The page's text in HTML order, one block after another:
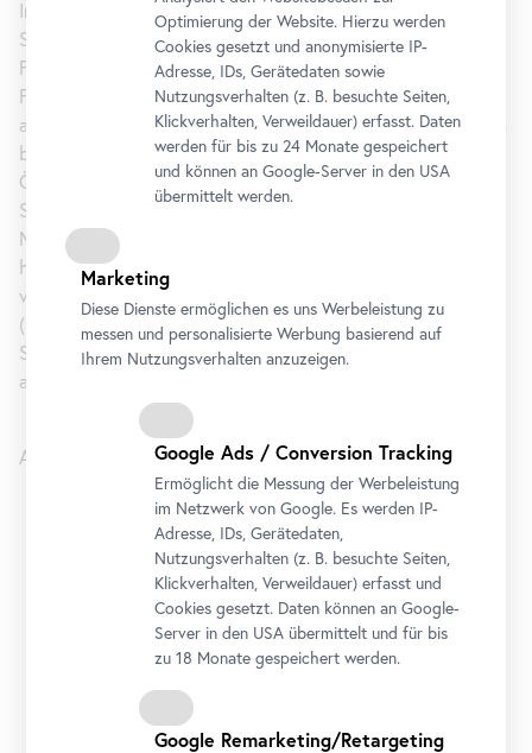
Internationale Beziehungen und Leiter der Abteilung für
Soziale Arbeit, Sozialpolitik und -managementan der
FachhochschuleManagement CenterInnsbruck. Seine
Forschungsschwerpunkte sind Migration, europäisch-
afrikanische Beziehungen sowie Konflikte in Afrika. Von 2014
bis 2016 war er Mitglied des Migrationsbeirates des
Österreichischen Innenministeriums, 2017 Mitglied des
Steuerungsausschusses zur Vorbereitung des
Migrationspaktes der Vereinten Nationen. Prof. Gebrewold
hat zahlreiche wissenschaftliche Publikationen
veröffentlicht, darunter: Human Trafficking and Exploitation
(2017), Understanding Migrant Decisions (2016), A Global
Security Triangle (2010), Anatomy of Violence (2009), Africa
and Fortress Europe (2007).
Anschließend Diskussion mit Prof. Dr. Belachew Gebrewold.
15:00-17:00
Arsenalstraße 1, 1030 Wien
Optimierung der Website. Hierzu werden
Cookies gesetzt und anonymisierte IP-
Adresse, IDs, Gerätedaten sowie
Nutzungsverhalten (z. B. besuchte Seiten,
Klickverhalten, Verweildauer) erfasst. Daten
werden für bis zu 24 Monate gespeichert
und können an Google-Server in den USA
übermittelt werden.
Marketing
Diese Dienste ermöglichen es uns Werbeleistung zu
messen und personalisierte Werbung basierend auf
Ihrem Nutzungsverhalten anzuzeigen.
Google Ads / Conversion Tracking
Ermöglicht die Messung der Werbeleistung
im Netzwerk von Google. Es werden IP-
Adresse, IDs, Gerätedaten,
Nutzungsverhalten (z. B. besuchte Seiten,
Klickverhalten, Verweildauer) erfasst und
Cookies gesetzt. Daten können an Google-
Server in den USA übermittelt und für bis
zu 18 Monate gespeichert werden.
Google Remarketing/Retargeting